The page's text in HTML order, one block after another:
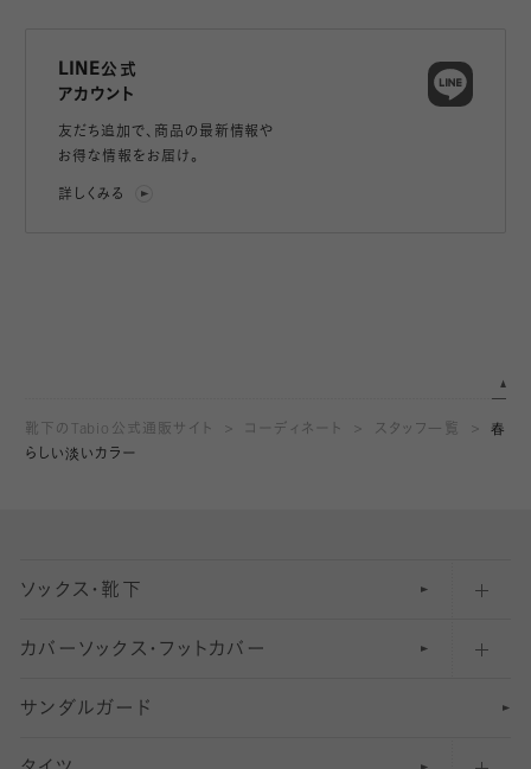
LINE公式
アカウント
友だち追加で、 商品の最新情報や
お得な情報をお届け。
詳しくみる
靴下のTabio公式通販サイト コーディネート スタッフ一覧
春
らしい淡いカラー
ソックス・靴下
五本指ソックス・靴下
足袋ソックス・靴下
カバーソックス・フットカバー
フットカバー・カバーソックス（深め）
サンダルガード